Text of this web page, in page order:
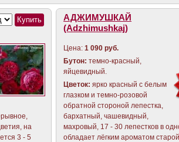
на
3 - 5
АДЖИМУШКАЙ
(Adzhimushkaj)
Цена:1 090 руб.
Бутон: темно-красный,
яйцевидный.
Цветок: ярко красный с белым
глазком и темно-розовой
обратной стороной лепестка,
бархатный, чашевидный,
махровый, 17 - 30 лепестков в
обладает лёгким ароматом